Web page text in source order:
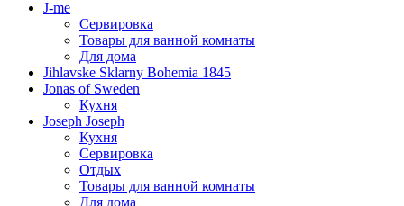
J-me
Сервировка
Товары для ванной комнаты
Для дома
Jihlavske Sklarny Bohemia 1845
Jonas of Sweden
Кухня
Joseph Joseph
Кухня
Сервировка
Отдых
Товары для ванной комнаты
Для дома